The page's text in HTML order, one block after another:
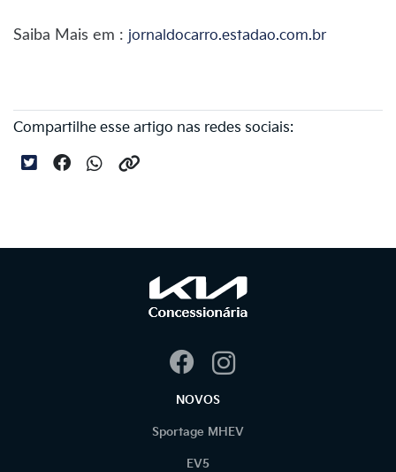
Saiba Mais em : jornaldocarro.estadao.com.br
Compartilhe esse artigo nas redes sociais:
NOVOS
Sportage MHEV
EV5